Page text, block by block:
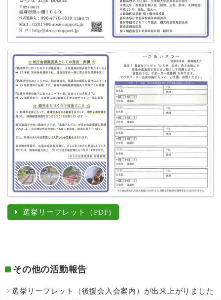
選挙リーフレット（PDF)
その他の活動報告
選挙リーフレット（後援会入会案内）が出来上がりました